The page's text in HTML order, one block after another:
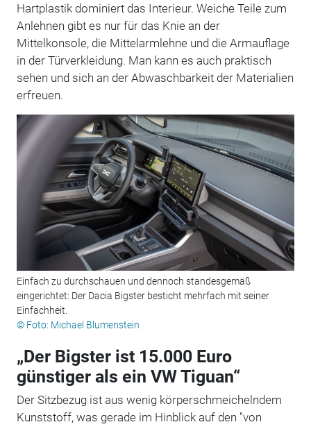
Hartplastik dominiert das Interieur. Weiche Teile zum
Anlehnen gibt es nur für das Knie an der
Mittelkonsole, die Mittelarmlehne und die Armauflage
in der Türverkleidung. Man kann es auch praktisch
sehen und sich an der Abwaschbarkeit der Materialien
erfreuen.
Einfach zu durchschauen und dennoch standesgemäß
eingerichtet: Der Dacia Bigster besticht mehrfach mit seiner
Einfachheit.
© Foto: Michael Blumenstein
„Der Bigster ist 15.000 Euro
günstiger als ein VW Tiguan“
Der Sitzbezug ist aus wenig körperschmeichelndem
Kunststoff, was gerade im Hinblick auf den "von